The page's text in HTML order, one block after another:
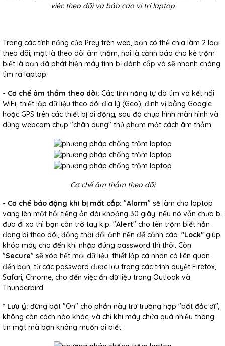
việc theo dõi và báo cáo vị trí laptop
Trong các tính năng của Prey trên web, bạn có thể chia làm 2 loại
theo dõi, một là theo dõi âm thầm, hai là cảnh báo cho kẻ trộm
biết là bạn đã phát hiện máy tính bị đánh cắp và sẽ nhanh chóng
tìm ra laptop.
- Cơ chế âm thầm theo dõi: Các tính năng tự dò tìm và kết nối
WiFi, thiết lập dữ liệu theo dõi địa lý (Geo), định vị bằng Google
hoặc GPS trên các thiết bị di động, sau đó chụp hình màn hình và
dùng webcam chụp "chân dung" thủ phạm một cách âm thầm.
Cơ chế âm thầm theo dõi
- Cơ chế báo động khi bị mất cắp: "Alarm" sẽ làm cho laptop
vang lên một hồi tiếng ồn dài khoảng 30 giây, nếu nó vẫn chưa bị
đưa đi xa thì bạn còn trở tay kịp. "Alert" cho tên trộm biết hắn
đang bị theo dõi, đồng thời đổi ảnh nền để cảnh cáo. "Lock" giúp
khóa máy cho đến khi nhập đúng password thì thôi. Còn
"Secure" sẽ xóa hết mọi dữ liệu, thiết lập cá nhân có liên quan
đến bạn, từ các password được lưu trong các trình duyệt Firefox,
Safari, Chrome, cho đến việc ẩn dữ liệu trong Outlook và
Thunderbird.
* Lưu ý: đừng bật "On" cho phần này trừ trường hợp "bất đắc dĩ",
không còn cách nào khác, và chỉ khi máy chứa quá nhiều thông
tin mật mà bạn không muốn ai biết.